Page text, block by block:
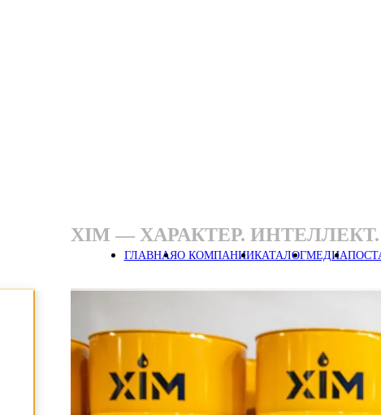
ГЛАВНАЯО КОМПАНИИКАТАЛОГМЕДИА
ХIM — ХАРАКТЕР.